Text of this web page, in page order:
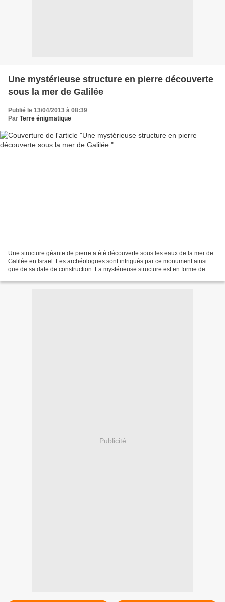
Une mystérieuse structure en pierre découverte
sous la mer de Galilée
Publié le 13/04/2013 à 08:39
Par Terre énigmatique
Une structure géante de pierre a été découverte sous les eaux de la mer de
Galilée en Israël. Les archéologues sont intrigués par ce monument ainsi
que de sa date de construction. La mystérieuse structure est en forme de
Publicité